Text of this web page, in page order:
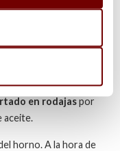
tendrás
para disfrutar.
y ponlas a cocer hasta
estén tiernas. Una
Y en una bandeja
en rodajaspor
aceite.
horno. A la hora de